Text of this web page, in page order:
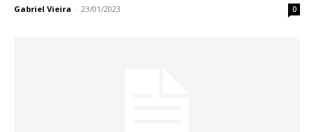
Gabriel Vieira - 23/01/2023 0